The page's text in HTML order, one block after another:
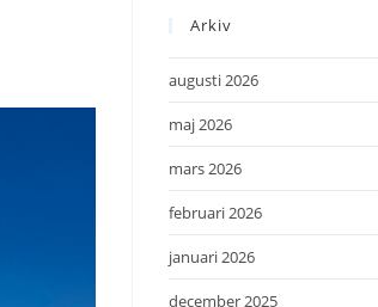
Arkiv
augusti 2026
maj 2026
mars 2026
februari 2026
januari 2026
december 2025